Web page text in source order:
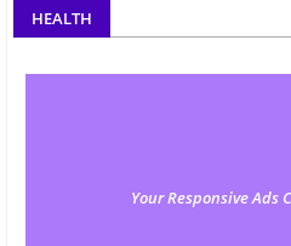
HEALTH
Your Responsive Ads